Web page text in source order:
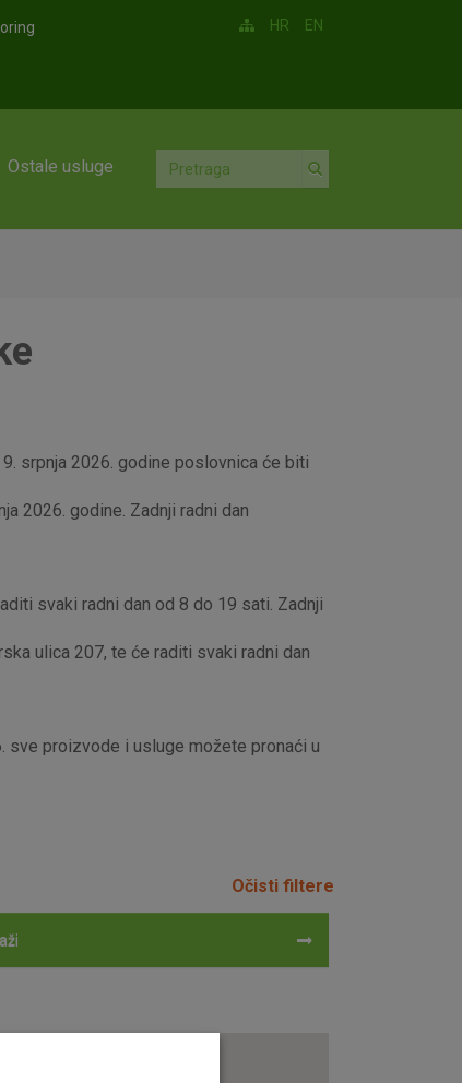
HR EN
Ostale usluge
srpnja 2026. godine poslovnica će biti
2026. godine. Zadnji radni dan
svaki radni dan od 8 do 19 sati. Zadnji
ulica 207, te će raditi svaki radni dan
sve proizvode i usluge možete pronaći u
Očisti filtere